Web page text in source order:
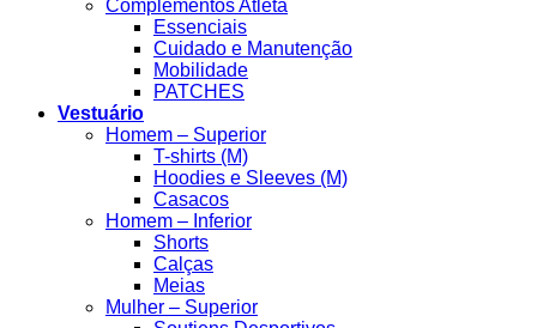
Complementos Atleta
Essenciais
Cuidado e Manutenção
Mobilidade
PATCHES
Vestuário
Homem – Superior
T-shirts (M)
Hoodies e Sleeves (M)
Casacos
Homem – Inferior
Shorts
Calças
Meias
Mulher – Superior